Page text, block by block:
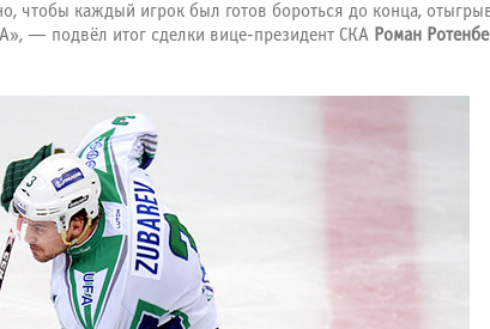
чтобы каждый игрок был готов бороться до конца,
— подвёл итог сделки вице-президент СКА Роман